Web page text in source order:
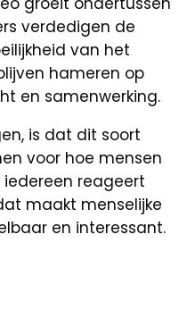
verdedigen de
van het
hameren op
en samenwerking.
is dat dit soort
voor hoe mensen
iedereen reageert
maakt menselijke
en interessant.